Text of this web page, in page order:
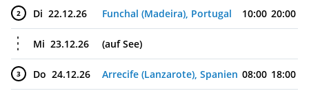
2 Di 22.12.26 Funchal (Madeira), Portugal 10:00 20:00
Mi 23.12.26 (auf See)
3 Do 24.12.26 Arrecife (Lanzarote), Spanien 08:00 18:00